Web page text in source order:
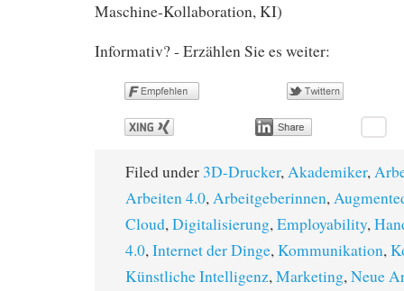
Maschine-Kollaboration, KI)
Informativ? - Erzählen Sie es weiter:
Filed under 3D-Drucker,Akademiker,
Arbeiten 4.0,Arbeitgeberinnen,
Cloud,Digitalisierung,Employability,
4.0,Internet der Dinge,Kommunikation,
Künstliche Intelligenz,Marketing,Neue